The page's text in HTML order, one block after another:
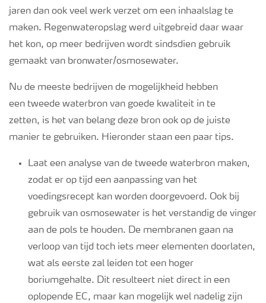
jaren dan ook veel werk verzet om een inhaalslag te
maken. Regenwateropslag werd uitgebreid daar waar
het kon, op meer bedrijven wordt sindsdien gebruik
gemaakt van bronwater/osmosewater.
Nu de meeste bedrijven de mogelijkheid hebben
een tweede waterbron van goede kwaliteit in te
zetten, is het van belang deze bron ook op de juiste
manier te gebruiken. Hieronder staan een paar tips.
Laat een analyse van de tweede waterbron maken,
zodat er op tijd een aanpassing van het
voedingsrecept kan worden doorgevoerd. Ook bij
gebruik van osmosewater is het verstandig de vinger
aan de pols te houden. De membranen gaan na
verloop van tijd toch iets meer elementen doorlaten,
wat als eerste zal leiden tot een hoger
boriumgehalte. Dit resulteert niet direct in een
oplopende EC, maar kan mogelijk wel nadelig zijn